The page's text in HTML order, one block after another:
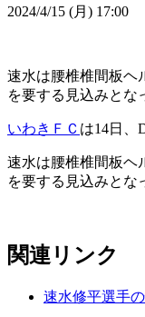
2024/4/15 (月) 17:00
速水は腰椎椎間板ヘ
を要する見込みとな
いわきＦＣ は14日、
速水は腰椎椎間板ヘ
を要する見込みとな
関連リンク
速水修平選手